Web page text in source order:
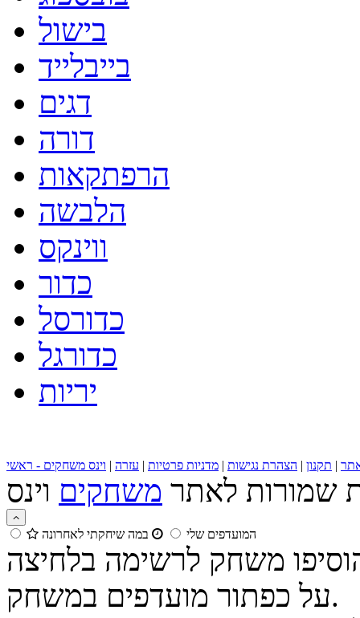
בישול
בייבלייד
דגים
דורה
הרפתקאות
הלבשה
ווינקס
כדור
כדורסל
כדורגל
יריות
| תקנון | הצהרת נגישות | מדניות פרטיות | עזרה | וינס משחקים - ראשי
שמורות לאתר משחקים
המועדפים שלי במה שיחקתי לאחרונה
משחק לרשימה בלחיצה
על כפתור מועדפים במשחק.